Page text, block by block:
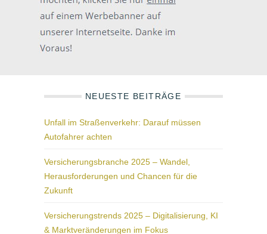
NEUESTE BEITRÄGE
Unfall im Straßenverkehr: Darauf müssen
Autofahrer achten
Versicherungsbranche 2025 – Wandel,
Herausforderungen und Chancen für die
Zukunft
Versicherungstrends 2025 – Digitalisierung, KI
& Marktveränderungen im Fokus